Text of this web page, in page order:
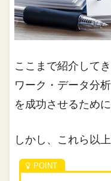
ここまで紹介して
ワーク・データ分
を成功させるため
しかし、これら以